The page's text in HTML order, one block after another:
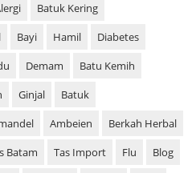
Batuk Kering
Bayi Hamil
Diabetes
Demam
Batu Kemih
Ginjal
Batuk
Ambeien
Berkah Herbal
Batam Tas Import Flu
Blog